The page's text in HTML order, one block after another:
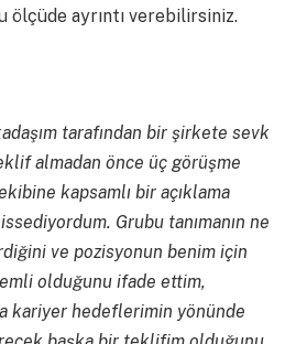
ölçüde ayrıntı verebilirsiniz.
tarafından bir şirkete sevk
almadan önce üç görüşme
kapsamlı bir açıklama
Grubu tanımanın ne
ve pozisyonun benim için
olduğunu ifade ettim,
kariyer hedeflerimin yönünde